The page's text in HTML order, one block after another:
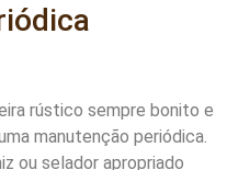
rústico sempre bonito e
manutenção periódica.
ou selador apropriado